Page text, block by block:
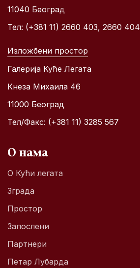
11040 Београд
Тел: (+381 11) 2660 403, 2660 404
Изложбени простор
Галерија Куће Легата
Кнеза Михаила 46
11000 Београд
Тел/Факс: (+381 11) 3285 567
О нама
О Кући легата
Зграда
Простор
Запослени
Партнери
Петар Лубарда